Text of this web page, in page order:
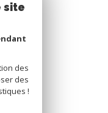
site
des
des
!